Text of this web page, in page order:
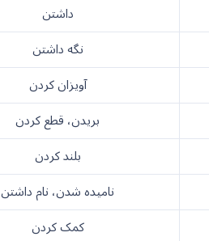
داشتن
نگه داشتن
آویزان کردن
بریدن، قطع کردن
بلند کردن
نامیده شدن، نام داشتن
کمک کردن